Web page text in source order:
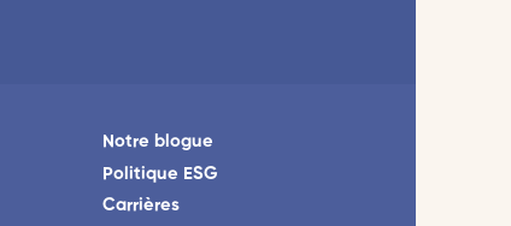
Notre blogue
Politique ESG
Carrières